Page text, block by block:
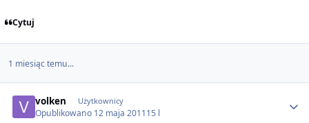
Cytuj
1 miesiąc temu...
volken Użytkownicy
Opublikowano 12 maja 201115 l